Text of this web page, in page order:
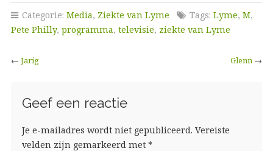
Categorie: Media, Ziekte van Lyme Tags: Lyme, M,
Pete Philly, programma, televisie, ziekte van Lyme
← Jarig Glenn →
Geef een reactie
Je e-mailadres wordt niet gepubliceerd. Vereiste
velden zijn gemarkeerd met *